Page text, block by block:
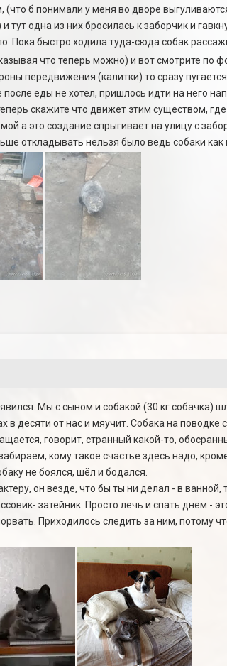
(что б понимали у меня во дворе
тут одна из них бросилась к заборчик и
Пока быстро ходила туда-сюда собак
что теперь можно) и вот смотрите по
передвижения (калитки) то сразу
еды не хотел, пришлось идти на него
скажите что движет этим существом,
а это создание спрыгивает на улицу с
откладывать нельзя было ведь собаки как
Мы с сыном и собакой (30 кг собачка)
в десяти от нас и мяучит. Собака на поводке
говорит, странный какой-то,
кому такое счастье здесь надо,
не боялся, шёл и бодался.
он везде, что бы ты ни делал - в
затейник. Просто лечь и спать днём -
Приходилось следить за ним, потому